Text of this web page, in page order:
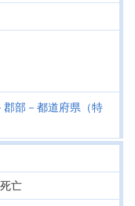
部－都道府県（特
亡